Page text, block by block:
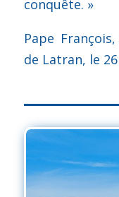
conquête. »
Pape François,
de Latran, le